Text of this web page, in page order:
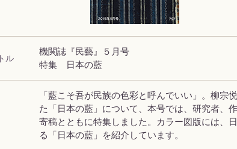
ル
機関誌『民藝』５月号
特集 日本の藍
「藍こそ吾が民族の色彩と呼んでいい」。柳宗
た「日本の藍」について、本号では、研究者、
寄稿とともに特集しました。カラー図版には、
る「日本の藍」を紹介しています。